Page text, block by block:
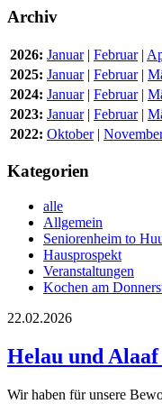
Archiv
2026: Januar| Februar|
2025: Januar| Februar|
2024: Januar| Februar|
2023: Januar| Februar|
2022: Oktober|
Kategorien
alle
Allgemein
Seniorenheim to
Hausprospekt
Veranstaltungen
Kochen am
22.02.2026
Helau und
Wir haben für unsere